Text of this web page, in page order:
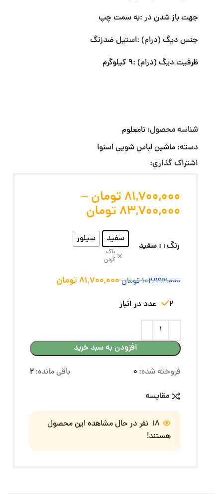
جهت باز شدن در :به سمت چپ
جنس دیگ (درام) :استیل ضدزنگ
ظرفیت دیگ (درام) :9 کیلوگرم
شناسه محصول: نامعلوم
دسته: ماشین لباس شویی اسنوا
اشتراک گذاری:
81,700,000تومان–
83,700,000تومان
رنگ : سفید
سفید سیلور
پاک
کردن
102,993,000تومان 81,700,000تومان
2 عدد در انبار
افزودن به سبد خرید
فروخته شده: 0 باقی مانده:2
مقایسه
18 نفر در حال مشاهده این محصول
هستند!